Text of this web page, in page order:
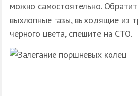
можно самостоятельно.
выхлопные газы, выходящие из
черного цвета, спешите на СТО.